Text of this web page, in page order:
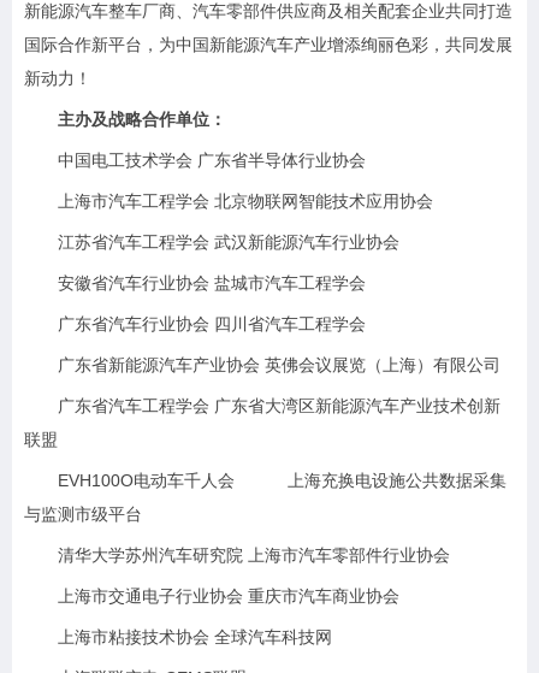
新能源汽车整车厂商、汽车零部件供应商及相关配套企业共同打造
国际合作新平台，为中国新能源汽车产业增添绚丽色彩，共同发展
新动力！
主办及战略合作单位：
中国电工技术学会 广东省半导体行业协会
上海市汽车工程学会 北京物联网智能技术应用协会
江苏省汽车工程学会 武汉新能源汽车行业协会
安徽省汽车行业协会 盐城市汽车工程学会
广东省汽车行业协会 四川省汽车工程学会
广东省新能源汽车产业协会 英佛会议展览（上海）有限公司
广东省汽车工程学会 广东省大湾区新能源汽车产业技术创新
联盟
EVH100O电动车千人会 上海充换电设施公共数据采集
与监测市级平台
清华大学苏州汽车研究院 上海市汽车零部件行业协会
上海市交通电子行业协会 重庆市汽车商业协会
上海市粘接技术协会 全球汽车科技网